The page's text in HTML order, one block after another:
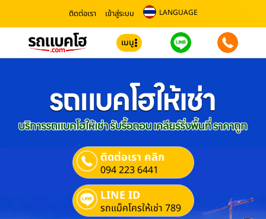
ติดต่อเรา เข้าสู่ระบบ LANGUAGE
เมนู
ติดต่อเรา คลิก
094 223 6441
LINE ID
รถแม็คโครให้เช่า 789